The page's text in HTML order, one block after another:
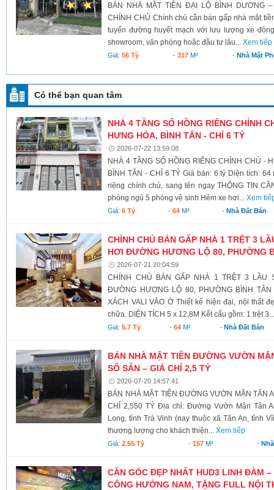
BÁN NHÀ MẶT TIỀN ĐẠI LỘ BÌNH DƯƠNG
CHÍNH CHỦ Chính chủ cần bán gấp nhà mặt
tuyến đường huyết mạch với lưu lượng xe
showroom, văn phòng hoặc đầu tư lâu...Xem tiếp
Giá:56 Tỷ -317 M² - Nhà Mặt
Có thể bạn quan tâm
NHÀ 4 TẦNG SỔ HỒNG RIÊNG CHÍNH
HƯNG HÒA, BÌNH TÂN - CHỈ 6 TỶ
2026-07-22 13:59:08
NHÀ 4 TẦNG SỔ HỒNG RIÊNG CHÍNH CHỦ -
BÌNH TÂN - CHỈ 6 TỶ Giá bán: 6 tỷ Diện tích:
riêng chính chủ, sang tên ngay THÔNG TIN
phòng ngủ 5 phòng vệ sinh Hẻm xe hơi...Xem
Giá:6 Tỷ - 64M² -Nhà Đất Bán
CHÍNH CHỦ BÁN GẤP NHÀ 1 TRỆT 3
HƠI ĐƯỜNG HƯƠNG LỘ 80, PHƯỜNG
2026-07-21 20:04:59
CHÍNH CHỦ BÁN GẤP NHÀ 1 TRỆT 3 LẦU
ĐƯỜNG HƯƠNG LỘ 80, PHƯỜNG BÌNH
XÁCH VALI VÀO Ở Thiết kế hiện đại, nội thất
chữa. DIỆN TÍCH 5 x 12,8M Kết cấu gồm: 1 trệt
Giá:5.7 Tỷ -64 M² - Nhà Đất Bán
BÁN NHÀ MẶT TIỀN ĐƯỜNG VƯỜN
SỔ SẴN – GIÁ CHỈ 2,5 TỶ
2026-07-20 14:57:41
BÁN NHÀ MẶT TIỀN ĐƯỜNG VƯỜN MẬN TÂN
CHỈ 2,550 TỶ Địa chỉ: Đường Vườn Mận Tân
Long, tỉnh Trà Vinh (nay thuộc xã Tân An, tỉnh
thương lượng cho khách thiện...Xem tiếp
Giá:2.55 Tỷ - 157M² -
CĂN GÓC ĐẸP NHẤT HUD3 LINH ĐÀM –
CÔNG HƯỚNG NAM, TẶNG FULL NỘI